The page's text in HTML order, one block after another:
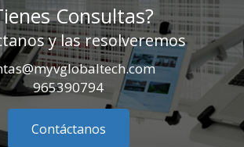
Consultas?
y las resolveremos
965390794
Contáctanos